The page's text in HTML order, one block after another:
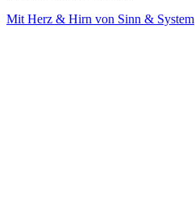
Mit Herz & Hirn von Sinn & System